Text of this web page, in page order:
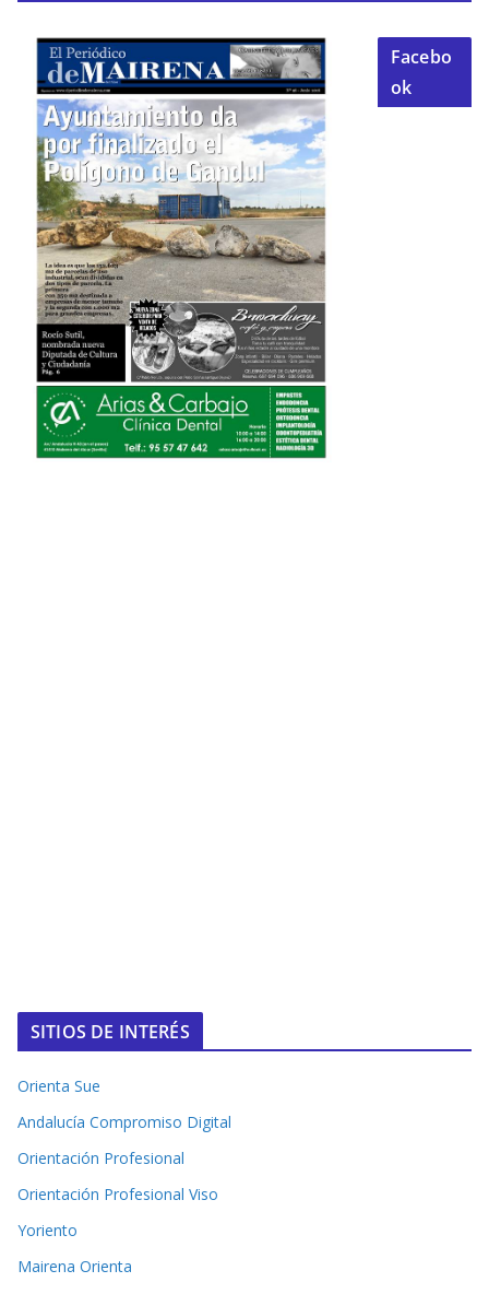
Facebo
ok
SITIOS DE INTERÉS
Orienta Sue
Andalucía Compromiso Digital
Orientación Profesional
Orientación Profesional Viso
Yoriento
Mairena Orienta